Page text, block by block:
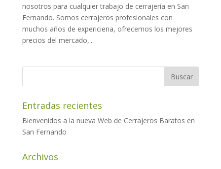
nosotros para cualquier trabajo de cerrajería en San
Fernando. Somos cerrajeros profesionales con
muchos años de expericiena, ofrecemos los mejores
precios del mercado,...
Entradas recientes
Bienvenidos a la nueva Web de Cerrajeros Baratos en
San Fernando
Archivos